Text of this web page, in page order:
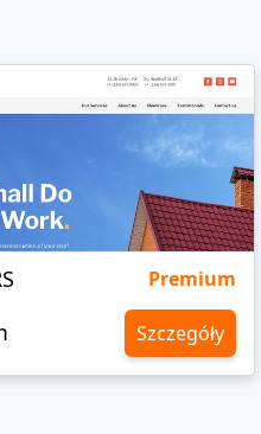
Premium
Szczegóły